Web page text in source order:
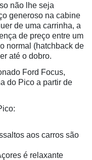
não lhe seja
generoso na cabine
de uma carrinha, a
de preço entre um
normal (hatchback de
até o dobro.
Ford Focus,
do Pico a partir de
aos carros são
é relaxante